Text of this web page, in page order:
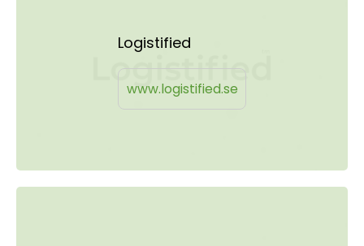
Logistified
www.logistified.se